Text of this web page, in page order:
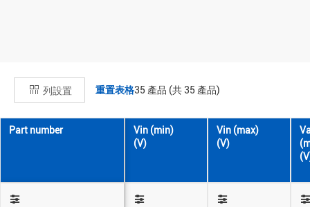
列設置 重置表格35 產品 (共35 產品)
Part number
Vin (min)
(V)
Vin (max)
(V)